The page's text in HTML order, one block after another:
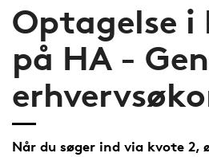
Optagelse i
på HA -
Når du søger ind via kvote 2,